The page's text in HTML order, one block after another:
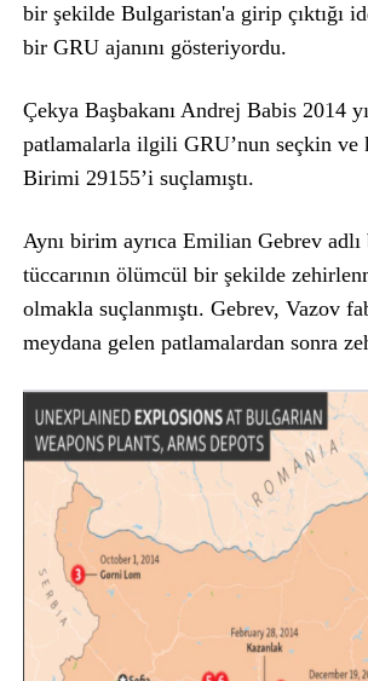
bir şekilde Bulgaristan'a girip çıktığı
bir GRU ajanını gösteriyordu.
Çekya Başbakanı Andrej Babis 2014
patlamalarla ilgili GRU’nun seçkin ve
Birimi 29155’i suçlamıştı.
Aynı birim ayrıca Emilian Gebrev
tüccarının ölümcül bir şekilde
olmakla suçlanmıştı. Gebrev, Vazov
meydana gelen patlamalardan sonra